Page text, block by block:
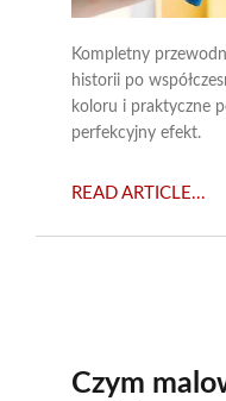
Kompletny
historii po
koloru i praktyczne
perfekcyjny efekt.
READ ARTICLE...
Czym